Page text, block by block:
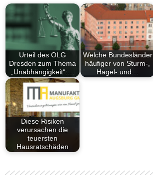
Urteil des OLG
Dresden zum Thema
„Unabhängigkeit“:…
Welche Bundesländer
häufiger von Sturm-,
Hagel- und…
Diese Risiken
verursachen die
teuersten
Hausratschäden